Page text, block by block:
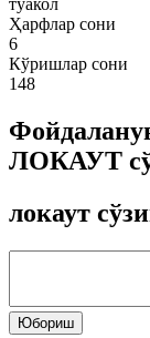
Ҳарфлар сони
6
Кўришлар сони
148
ЛОКАУТ
локаут
Юбориш